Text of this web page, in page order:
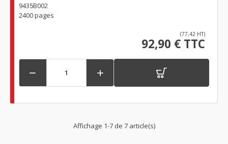
9435B002
2400 pages
(77,42 HT)
92,90 € TTC
 
Affichage 1-7 de 7 article(s)